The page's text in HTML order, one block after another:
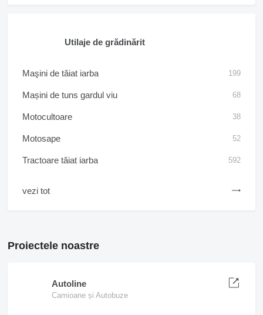
Utilaje de grădinărit
Maşini de tăiat iarba 199
Mașini de tuns gardul viu 68
Motocultoare 38
Motosape 52
Tractoare tăiat iarba 592
vezi tot
Proiectele noastre
Autoline
Camioane și Autobuze